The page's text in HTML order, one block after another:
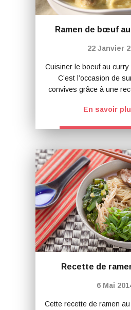
Ramen de bœuf
22 Janvier
Cuisiner le boeuf au curry
C’est l’occasion de
convives grâce à une
En savoir
Recette de
6 Mai
Cette recette de ramen